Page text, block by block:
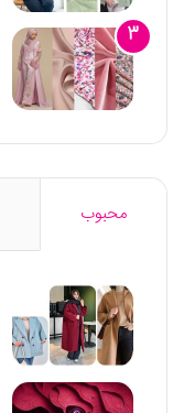
محبوب